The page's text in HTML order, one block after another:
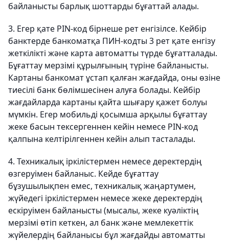
байланысты барлық шоттарды бұғаттай алады.
3. Егер қате PIN-код бірнеше рет енгізілсе. Кейбір
банктерде банкоматқа ПИН-кодты 3 рет қате енгізу
жеткілікті және карта автоматты түрде бұғатталады.
Бұғаттау мерзімі құрылғының түріне байланысты.
Картаны банкомат ұстап қалған жағдайда, оны өзіне
тиесілі банк бөлімшесінен алуға болады. Кейбір
жағдайларда картаны қайта шығару қажет болуы
мүмкін. Егер мобильді қосымша арқылы бұғаттау
жеке басын тексергеннен кейін немесе PIN-код
қалпына келтірілгеннен кейін алып тасталады.
4. Техникалық іркілістермен немесе деректердің
өзгеруімен байланыс. Кейде бұғаттау
бұзушылықпен емес, техникалық жаңартумен,
жүйедегі іркілістермен немесе жеке деректердің
ескіруімен байланысты (мысалы, жеке куәліктің
мерзімі өтіп кеткен, ал банк және мемлекеттік
жүйелердің байланысы бұл жағдайды автоматты